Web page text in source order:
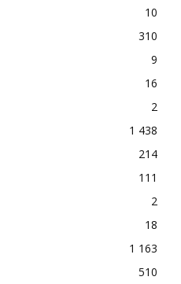
10
310
9
16
2
1 438
214
111
2
18
1 163
510